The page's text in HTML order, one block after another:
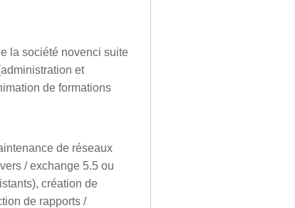
la société novenci suite
et
de formations
de réseaux
/ exchange 5.5 ou
création de
de rapports /